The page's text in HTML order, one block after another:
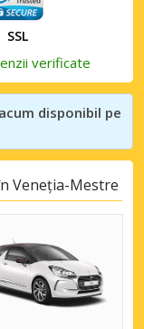
SSL
verificate
disponibil pe
Veneția-Mestre